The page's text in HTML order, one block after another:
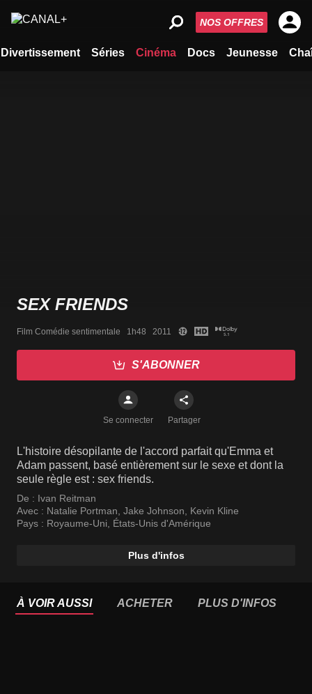
Divertissement Séries Cinéma Docs Jeunesse
NOS OFFRES
SEX FRIENDS
Film Comédie sentimentale   1h48   2011
S'ABONNER
Se connecter Partager
L'histoire désopilante de l'accord parfait qu'Emma et
Adam passent, basé entièrement sur le sexe et dont la
seule règle est : sex friends.
De : Ivan Reitman
Avec : Natalie Portman Jake Johnson
Kevin Kline
Pays : Royaume-Uni États-Unis d'Amérique
Plus d'infos
À VOIR AUSSI ACHETER PLUS D'INFOS